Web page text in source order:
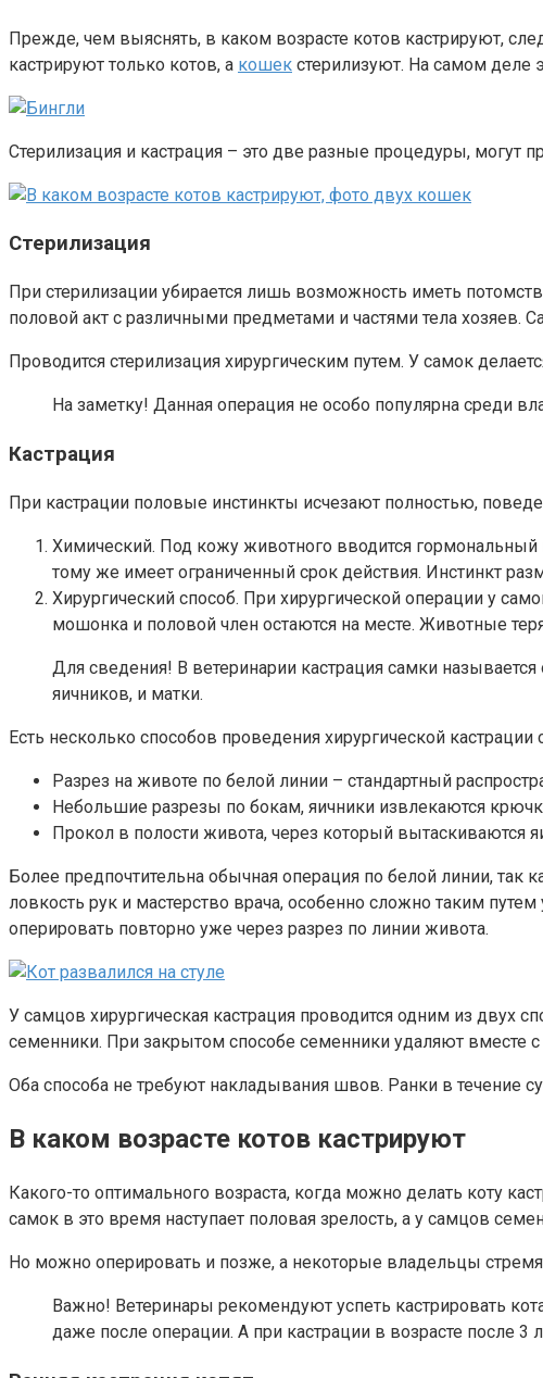
Прежде, чем выяснять, в каком возрасте котов кастрируют,
кастрируют только котов, а кошек стерилизуют. На самом деле
Стерилизация и кастрация – это две разные процедуры, могут
Стерилизация
При стерилизации убирается лишь возможность иметь
половой акт с различными предметами и частями тела хозяев.
Проводится стерилизация хирургическим путем. У самок
На заметку! Данная операция не особо популярна среди
Кастрация
При кастрации половые инстинкты исчезают полностью,
Химический. Под кожу животного вводится гормональный
тому же имеет ограниченный срок действия. Инстинкт
Хирургический способ. При хирургической операции у
мошонка и половой член остаются на месте. Животные
Для сведения! В ветеринарии кастрация самки
яичников, и матки.
Есть несколько способов проведения хирургической кастрации
Разрез на животе по белой линии – стандартный
Небольшие разрезы по бокам, яичники извлекаются
Прокол в полости живота, через который вытаскиваются
Более предпочтительна обычная операция по белой линии, так
ловкость рук и мастерство врача, особенно сложно таким
оперировать повторно уже через разрез по линии живота.
У самцов хирургическая кастрация проводится одним из
семенники. При закрытом способе семенники удаляют вместе с
Оба способа не требуют накладывания швов. Ранки в течение
В каком возрасте котов кастрируют
Какого-то оптимального возраста, когда можно делать коту
самок в это время наступает половая зрелость, а у самцов
Но можно оперировать и позже, а некоторые владельцы
Важно! Ветеринары рекомендуют успеть кастрировать
даже после операции. А при кастрации в возрасте после 3